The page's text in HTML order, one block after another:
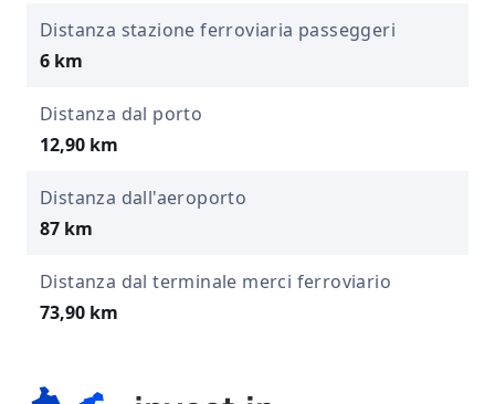
Distanza stazione ferroviaria passeggeri
6 km
Distanza dal porto
12,90 km
Distanza dall'aeroporto
87 km
Distanza dal terminale merci ferroviario
73,90 km